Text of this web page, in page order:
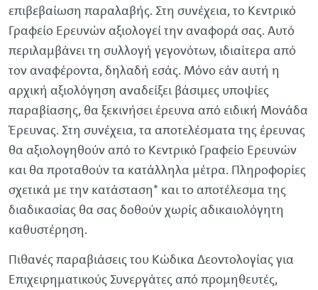
επιβεβαίωση παραλαβής. Στη συνέχεια, το Κεντρικό
Γραφείο Ερευνών αξιολογεί την αναφορά σας. Αυτό
περιλαμβάνει τη συλλογή γεγονότων, ιδιαίτερα από
τον αναφέροντα, δηλαδή εσάς. Μόνο εάν αυτή η
αρχική αξιολόγηση αναδείξει βάσιμες υποψίες
παραβίασης, θα ξεκινήσει έρευνα από ειδική Μονάδα
Έρευνας. Στη συνέχεια, τα αποτελέσματα της έρευνας
θα αξιολογηθούν από το Κεντρικό Γραφείο Ερευνών
και θα προταθούν τα κατάλληλα μέτρα. Πληροφορίες
σχετικά με την κατάσταση* και το αποτέλεσμα της
διαδικασίας θα σας δοθούν χωρίς αδικαιολόγητη
καθυστέρηση.
Πιθανές παραβιάσεις του Κώδικα Δεοντολογίας για
Επιχειρηματικούς Συνεργάτες από προμηθευτές,